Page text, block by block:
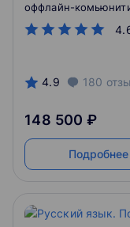
оффлайн-
4.9 180
148 500 ₽
Подробнее